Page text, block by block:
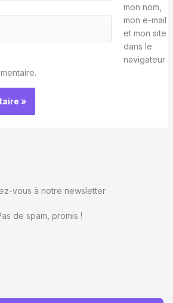
mon nom,
mon e-mail
et mon site
dans le
navigateur
vous à notre newsletter
de spam, promis !